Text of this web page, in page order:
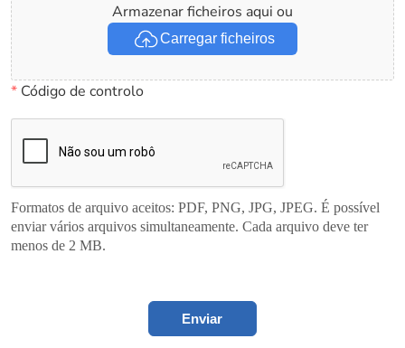
Armazenar ficheiros aqui ou
Carregar ficheiros
*Código de controlo
Formatos de arquivo aceitos: PDF, PNG, JPG, JPEG. É possível
enviar vários arquivos simultaneamente. Cada arquivo deve ter
menos de 2 MB.
Enviar